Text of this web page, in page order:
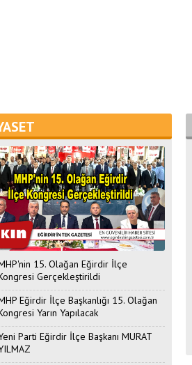
15. Olağan Eğirdir İlçe
Gerçekleştirildi
Eğirdir İlçe Başkanlığı 15. Olağan
Yarın Yapılacak
Parti Eğirdir İlçe Başkanı MURAT